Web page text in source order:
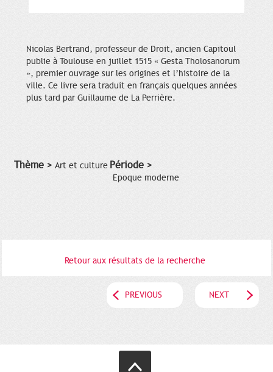
Nicolas Bertrand, professeur de Droit, ancien Capitoul
publie à Toulouse en juillet 1515 « Gesta Tholosanorum
», premier ouvrage sur les origines et l’histoire de la
ville. Ce livre sera traduit en français quelques années
plus tard par Guillaume de La Perrière.
Thème > Art et culture Période >
Epoque moderne
Retour aux résultats de la recherche
PREVIOUS NEXT